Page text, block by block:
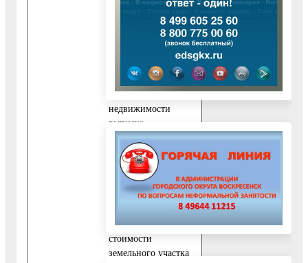
реестра
недвижимости на
земельный участок
размещения на
земельном участке
объекта
недвижимости
выписка
запрашивается и на
земельный участок,
и на объект
недвижимости) для
определения
правообладателя и
кадастровой
стоимости
земельного участка